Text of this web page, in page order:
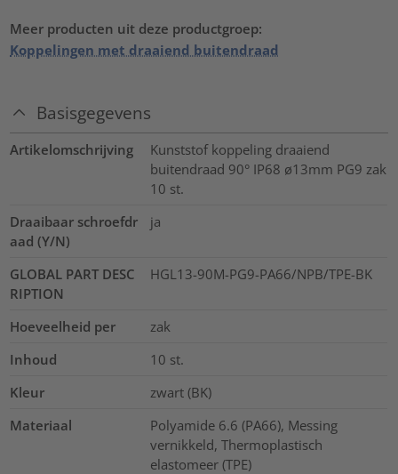
Meer producten uit deze productgroep:
Koppelingen met draaiend buitendraad
Basisgegevens
Artikelomschrijving
Kunststof koppeling draaiend
buitendraad 90° IP68 ø13mm PG9 zak
10 st.
Draaibaar schroefdr
aad (Y/N)
ja
GLOBAL PART DESC
RIPTION
HGL13-90M-PG9-PA66/NPB/TPE-BK
Hoeveelheid per
zak
Inhoud
10 st.
Kleur
zwart (BK)
Materiaal
Polyamide 6.6 (PA66), Messing
vernikkeld, Thermoplastisch
elastomeer (TPE)